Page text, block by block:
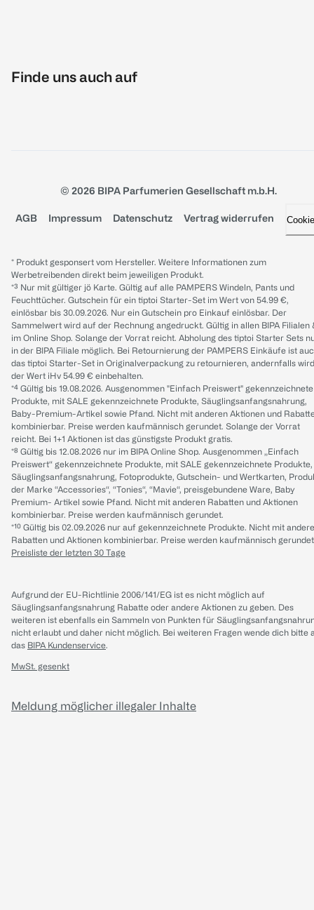
Finde uns auch auf
© 2026 BIPA Parfumerien Gesellschaft m.b.H.
AGB Impressum Datenschutz Vertrag widerrufen
* Produkt gesponsert vom Hersteller. Weitere Informationen zum
Werbetreibenden direkt beim jeweiligen Produkt.
*³ Nur mit gültiger jö Karte. Gültig auf alle PAMPERS Windeln, Pants und
Feuchttücher. Gutschein für ein tiptoi Starter-Set im Wert von 54.99 €,
einlösbar bis 30.09.2026. Nur ein Gutschein pro Einkauf einlösbar. Der
Sammelwert wird auf der Rechnung angedruckt. Gültig in allen BIPA Filialen
im Online Shop. Solange der Vorrat reicht. Abholung des tiptoi Starter Sets
in der BIPA Filiale möglich. Bei Retournierung der PAMPERS Einkäufe ist
das tiptoi Starter-Set in Originalverpackung zu retournieren, andernfalls wird
der Wert iHv 54.99 € einbehalten.
*⁴ Gültig bis 19.08.2026. Ausgenommen "Einfach Preiswert" gekennzeichnete
Produkte, mit SALE gekennzeichnete Produkte, Säuglingsanfangsnahrung,
Baby-Premium-Artikel sowie Pfand. Nicht mit anderen Aktionen und
kombinierbar. Preise werden kaufmännisch gerundet. Solange der Vorrat
reicht. Bei 1+1 Aktionen ist das günstigste Produkt gratis.
*⁸ Gültig bis 12.08.2026 nur im BIPA Online Shop. Ausgenommen „Einfach
Preiswert“ gekennzeichnete Produkte, mit SALE gekennzeichnete Produkte,
Säuglingsanfangsnahrung, Fotoprodukte, Gutschein- und Wertkarten,
der Marke “Accessories“, “Tonies“, “Mavie“, preisgebundene Ware, Baby
Premium- Artikel sowie Pfand. Nicht mit anderen Rabatten und Aktionen
kombinierbar. Preise werden kaufmännisch gerundet.
*¹⁰ Gültig bis 02.09.2026 nur auf gekennzeichnete Produkte. Nicht mit
Rabatten und Aktionen kombinierbar. Preise werden kaufmännisch
Preisliste der letzten 30 Tage
Aufgrund der EU-Richtlinie 2006/141/EG ist es nicht möglich auf
Säuglingsanfangsnahrung Rabatte oder andere Aktionen zu geben. Des
weiteren ist ebenfalls ein Sammeln von Punkten für
nicht erlaubt und daher nicht möglich. Bei weiteren Fragen wende dich bitte
das BIPA Kundenservice.
MwSt. gesenkt
Meldung möglicher illegaler Inhalte